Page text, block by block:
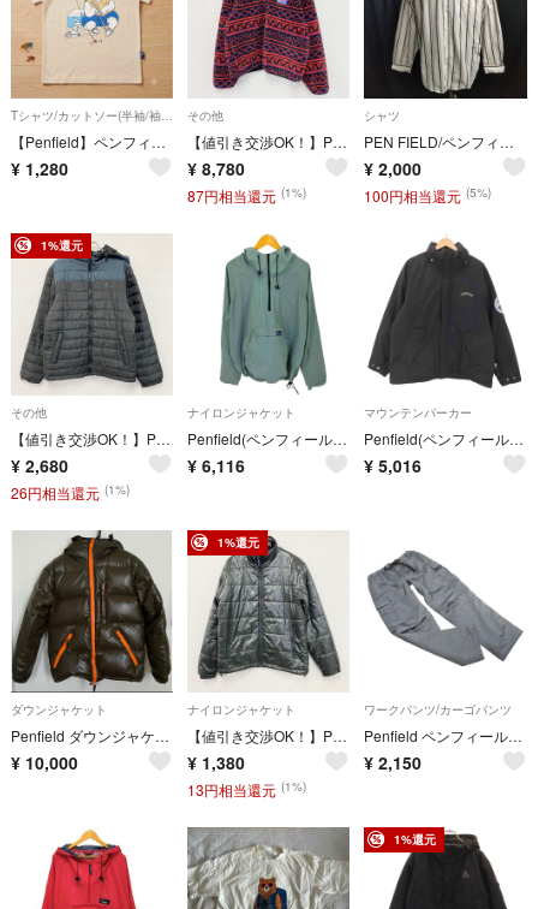
Tシャツ/カットソー(半袖/袖なし)
【Penfield】ペンフィールド ベアプリント Tシャツ ベージュ 釣り M
¥ 1,280
その他
【値引き交渉OK！】Penfield ペンフィールド フルジップフリースジャケット 幾何学模様 赤 レッド Lサイズ 古着
¥ 8,780
87円相当還元 (1%)
シャツ
PEN FIELD/ペンフィールド★長袖シャツ【メンズLL/白系/white/ストライプ柄】ドレスシャツ/Tops/Shirt◆BJ162-h
¥ 2,000
100円相当還元 (5%)
1%還元
その他
【値引き交渉OK！】Penfield ペンフィールド フルジップ中綿ジャケット ワンポイント 黒 ブラック LLサイズ 古着
¥ 2,680
26円相当還元 (1%)
ナイロンジャケット
Penfield(ペンフィールド) メンズ アウター ジャケット
¥ 6,116
マウンテンパーカー
Penfield(ペンフィールド) メンズ アウター ジャケット
¥ 5,016
ダウンジャケット
Penfield ダウンジャケット ダークグリーン XS(US)
¥ 10,000
1%還元
ナイロンジャケット
【値引き交渉OK！】Penfield ペンフィールド 中綿ジャケット 黒 ブラック Mサイズ 古着
¥ 1,380
13円相当還元 (1%)
ワークパンツ/カーゴパンツ
Penfield ペンフィールド カーゴ パンツ sizeM/グレー ■■ メンズ
¥ 2,150
1%還元